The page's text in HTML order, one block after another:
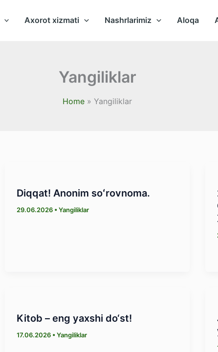
Axorot xizmati Nashrlarimiz Aloqa
Yangiliklar
Home Yangiliklar
Diqqat! Anonim soʻrovnoma.
29.06.2026 •Yangiliklar
Kitob – eng yaxshi dо‘st!
17.06.2026 •Yangiliklar